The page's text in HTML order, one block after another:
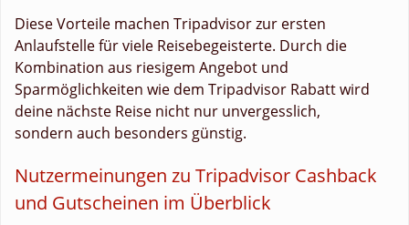
Diese Vorteile machen Tripadvisor zur ersten
Anlaufstelle für viele Reisebegeisterte. Durch die
Kombination aus riesigem Angebot und
Sparmöglichkeiten wie dem Tripadvisor Rabatt wird
deine nächste Reise nicht nur unvergesslich,
sondern auch besonders günstig.
Nutzermeinungen zu Tripadvisor Cashback
und Gutscheinen im Überblick